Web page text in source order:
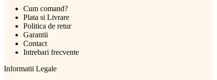
Cum comand?
Plata si Livrare
Politica de retur
Garantii
Contact
Intrebari frecvente
Informatii Legale